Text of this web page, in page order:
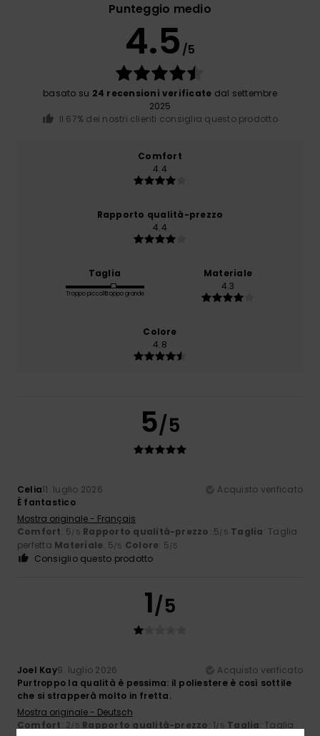
Punteggio medio
4.5 /5
basato su 24 recensioni verificate dal settembre
2025
Il 67% dei nostri clienti consiglia questo prodotto
Comfort
4.4
Rapporto qualità-prezzo
4.4
Taglia
Troppo piccoloTroppo grande
Materiale
4.3
Colore
4.8
5/5
Celia11. luglio 2026
Acquisto verificato
È fantastico
Mostra originale - Français
Comfort: 5/5 Rapporto qualità-prezzo: 5/5 Taglia: Taglia
perfetta Materiale: 5/5 Colore: 5/5
Consiglio questo prodotto
1/5
Joel Kay9. luglio 2026
Acquisto verificato
Purtroppo la qualità è pessima: il poliestere è così sottile
che si strapperà molto in fretta.
Mostra originale - Deutsch
Comfort: 2/5 Rapporto qualità-prezzo: 1/5 Taglia: Taglia